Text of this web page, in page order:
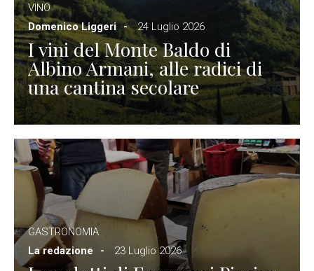
VINO
Domenico Liggeri
24 Luglio 2026
I vini del Monte Baldo di
Albino Armani, alle radici di
una cantina secolare
GASTRONOMIA
La redazione
23 Luglio 2026